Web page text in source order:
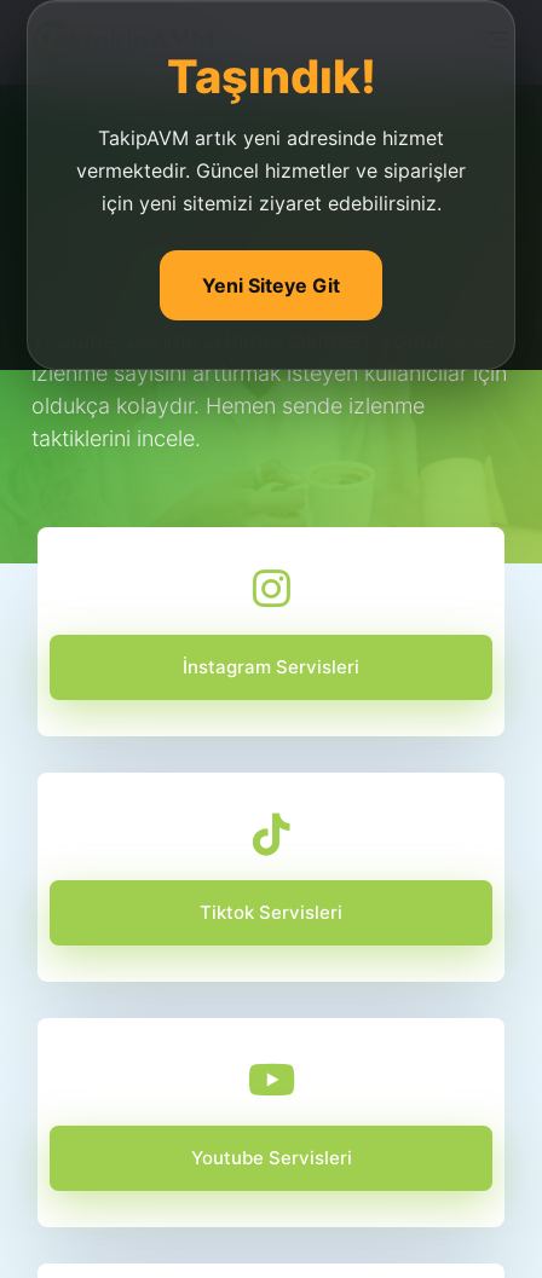
Taşındık!
TakipAVM artık yeni adresinde hizmet
vermektedir. Güncel hizmetler ve siparişler
için yeni sitemizi ziyaret edebilirsiniz.
Yeni Siteye Git
Youtube İzlenme
Arttırma Taktikleri
izlenme sayısını arttırmak isteyen kullanıcılar için
oldukça kolaydır. Hemen sende izlenme
taktiklerini incele.
İnstagram Servisleri
Tiktok Servisleri
Youtube Servisleri